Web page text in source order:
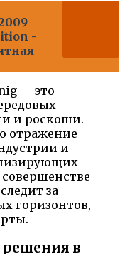
-
— это
и роскоши.
отражение
и
за
горизонтов,
в